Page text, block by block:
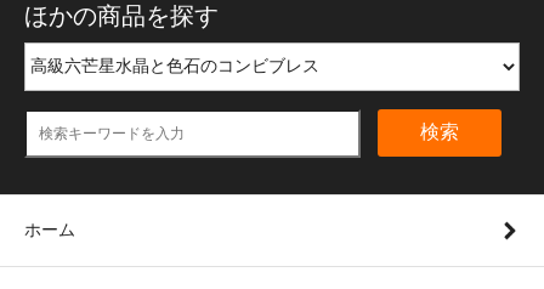
ほかの商品を探す
検索
ホーム